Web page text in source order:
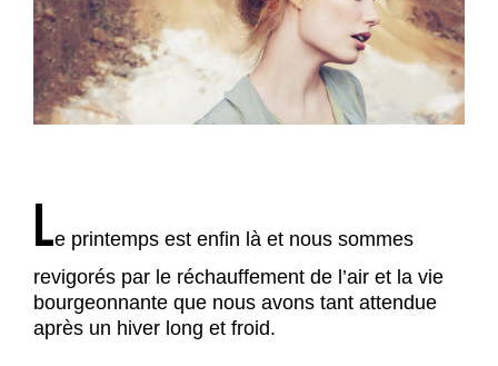
Le printemps est enfin là et nous sommes
revigorés par le réchauffement de l’air et la vie
bourgeonnante que nous avons tant attendue
après un hiver long et froid.